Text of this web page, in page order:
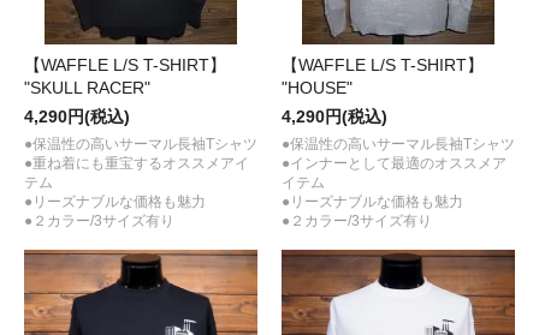
【WAFFLE L/S T-SHIRT】
"SKULL RACER"
4,290円(税込)
●保温性の高いサーマル長袖Tシャツ
●重ね着にも重宝するオススメアイ
テム
●リーズナブルな価格も魅力
●２カラー/3サイズ有り
【WAFFLE L/S T-SHIRT】
"HOUSE"
4,290円(税込)
●保温性の高いサーマル長袖Tシャツ
●インナーとして最適のオススメア
イテム
●リーズナブルな価格も魅力
●２カラー/3サイズ有り